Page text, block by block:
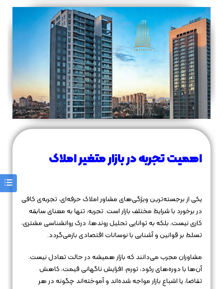
اهمیت تجربه در بازار متغیر املاک
یکی از برجسته‌ترین ویژگی‌های مشاور املاک حرفه‌ای، تجربه‌ی کافی
در برخورد با شرایط مختلف بازار است. تجربه، تنها به معنای سابقه
کاری نیست، بلکه به توانایی تحلیل روندها، درک روانشناسی مشتری،
تسلط بر قوانین و آشنایی با نوسانات اقتصادی بازمی‌گردد.
مشاوران مجرب می‌دانند که بازار همیشه در حالت تعادل نیست.
آن‌ها با دوره‌های رکود، تورم، افزایش ناگهانی قیمت، کاهش
تقاضا، یا اشباع بازار مواجه شده‌اند و آموخته‌اند چگونه در هر